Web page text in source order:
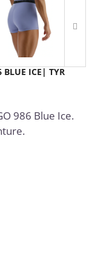
BLUE ICE| TYR
986 Blue Ice.